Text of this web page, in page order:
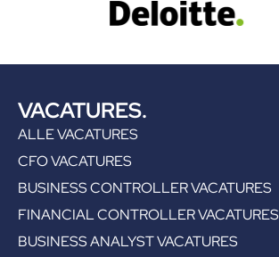
VACATURES.
ALLE VACATURES
CFO VACATURES
BUSINESS CONTROLLER VACATURES
FINANCIAL CONTROLLER VACATURES
BUSINESS ANALYST VACATURES